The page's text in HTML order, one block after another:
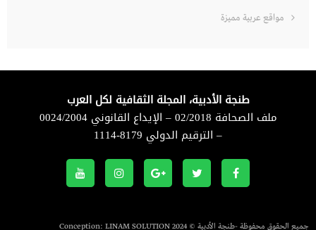
مواقع عربية مميزة
طنجة الأدبية، المجلة الثقافية لكل العرب
ملف الصحافة 02/2018 – الإيداع القانوني 0024/2004
– الترقيم الدولي 8179-1114
جميع الحقوق محفوظة -طنجة الأدبية © 2024 Conception: LINAM SOLUTION